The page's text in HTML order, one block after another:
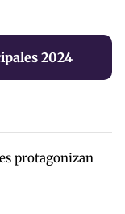
2024
protagonizan